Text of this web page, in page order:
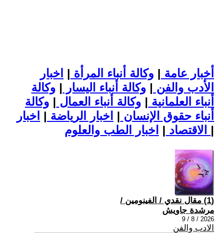
أخبار عامة | وكالة أنباء المرأة | اخبار
الأدب والفن | وكالة أنباء اليسار | وكالة
أنباء العلمانية | وكالة أنباء العمال | وكالة
أنباء حقوق الإنسان | اخبار الرياضة | اخبار
الاقتصاد | |
(1) مقال نقدي / الفينومين /
مرشدة جاويش
2026 / 8 / 9
الادب والفن